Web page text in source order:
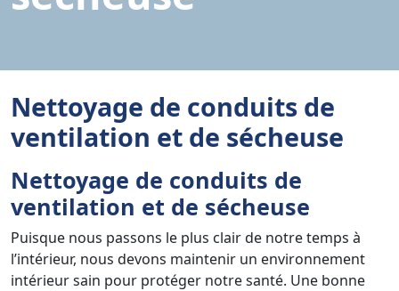
Nettoyage de conduits de
ventilation et de sécheuse
Nettoyage de conduits de
ventilation et de sécheuse
Puisque nous passons le plus clair de notre temps à
l’intérieur, nous devons maintenir un environnement
intérieur sain pour protéger notre santé. Une bonne